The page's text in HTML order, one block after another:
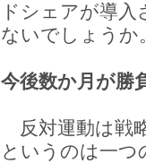
ドシェアが導
ないでしょうか
今後数か月が勝
反対運動は戦
というのは一つ